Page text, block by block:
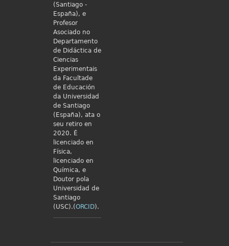
(Santiago -
España), e
Profesor
Asociado no
Departamento
de Didáctica de
Ciencias
Experimentais
da Facultade
de Educación
da Universidad
de Santiago
(España), ata o
seu retiro en
2020. É
licenciado en
Física,
licenciado en
Química, e
Doutor pola
Universidad de
Santiago
(USC).(ORCID).